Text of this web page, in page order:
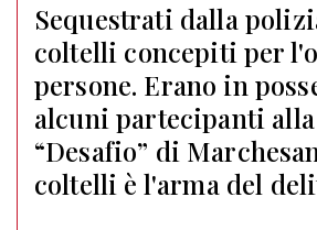
Sequestrati dalla
coltelli concepiti per
persone. Erano in
alcuni partecipanti alla
“Desafio” di
coltelli è l'arma del